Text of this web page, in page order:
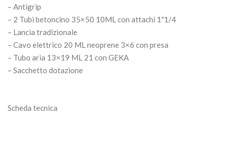
– Antigrip
– 2 Tubi betoncino 35×50 10ML con attachi 1″1/4
– Lancia tradizionale
– Cavo elettrico 20 ML neoprene 3×6 con presa
– Tubo aria 13×19 ML 21 con GEKA
– Sacchetto dotazione
Scheda tecnica